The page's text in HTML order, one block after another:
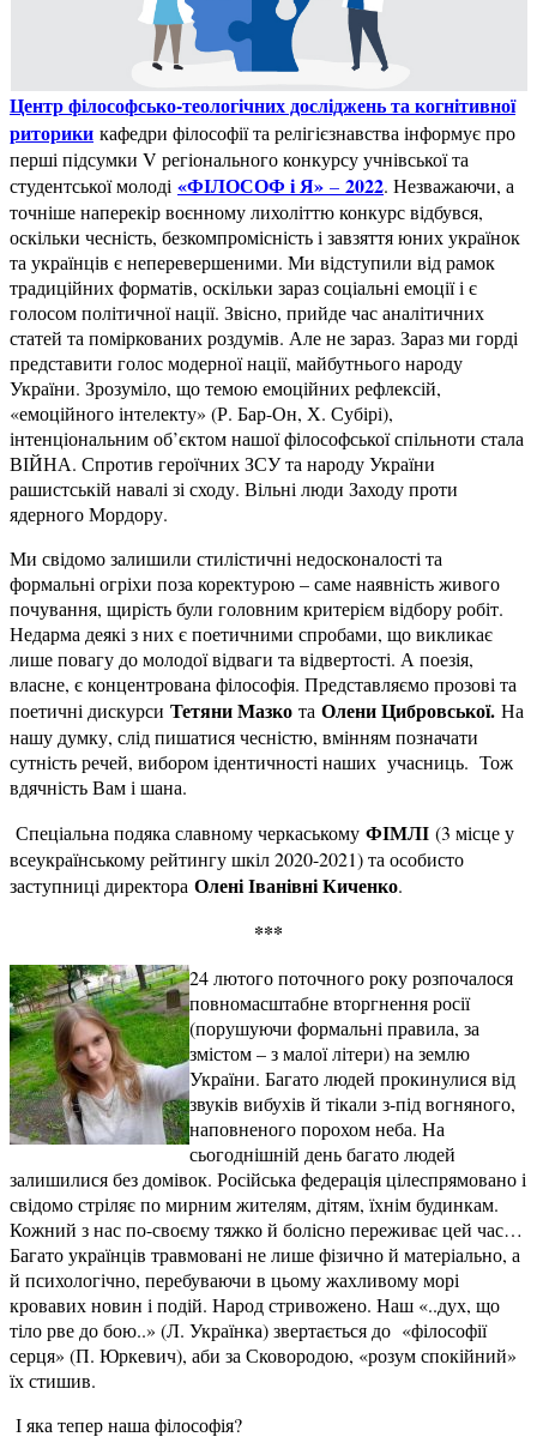
Центр філософсько-теологічних досліджень та когнітивної
риторики кафедри філософії та релігієзнавства інформує про
перші підсумки V регіонального конкурсу учнівської та
студентської молоді «ФІЛОСОФ і Я» – 2022. Незважаючи, а
точніше наперекір воєнному лихоліттю конкурс відбувся,
оскільки чесність, безкомпромісність і завзяття юних українок
та українців є неперевершеними. Ми відступили від рамок
традиційних форматів, оскільки зараз соціальні емоції і є
голосом політичної нації. Звісно, прийде час аналітичних
статей та поміркованих роздумів. Але не зараз. Зараз ми горді
представити голос модерної нації, майбутнього народу
України. Зрозуміло, що темою емоційних рефлексій,
«емоційного інтелекту» (Р. Бар-Он, Х. Субірі),
інтенціональним об’єктом нашої філософської спільноти стала
ВІЙНА. Спротив героїчних ЗСУ та народу України
рашистській навалі зі сходу. Вільні люди Заходу проти
ядерного Мордору.
Ми свідомо залишили стилістичні недосконалості та
формальні огріхи поза коректурою – саме наявність живого
почування, щирість були головним критерієм відбору робіт.
Недарма деякі з них є поетичними спробами, що викликає
лише повагу до молодої відваги та відвертості. А поезія,
власне, є концентрована філософія. Представляємо прозові та
поетичні дискурси Тетяни Мазко та Олени Цибровської. На
нашу думку, слід пишатися чесністю, вмінням позначати
сутність речей, вибором ідентичності наших учасниць. Тож
вдячність Вам і шана.
Спеціальна подяка славному черкаському ФІМЛІ (3 місце у
всеукраїнському рейтингу шкіл 2020-2021) та особисто
заступниці директора Олені Іванівні Киченко.
***
24 лютого поточного року розпочалося
повномасштабне вторгнення росії
(порушуючи формальні правила, за
змістом – з малої літери) на землю
України. Багато людей прокинулися від
звуків вибухів й тікали з-під вогняного,
наповненого порохом неба. На
сьогоднішній день багато людей
залишилися без домівок. Російська федерація цілеспрямовано і
свідомо стріляє по мирним жителям, дітям, їхнім будинкам.
Кожний з нас по-своєму тяжко й болісно переживає цей час…
Багато українців травмовані не лише фізично й матеріально, а
й психологічно, перебуваючи в цьому жахливому морі
кровавих новин і подій. Народ стривожено. Наш «..дух, що
тіло рве до бою..» (Л. Українка) звертається до «філософії
серця» (П. Юркевич), аби за Сковородою, «розум спокійний»
їх стишив.
І яка тепер наша філософія?